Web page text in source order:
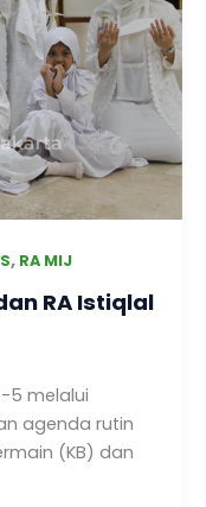
, RA MIJ
RA Istiqlal
5 melalui
agenda rutin
(KB) dan